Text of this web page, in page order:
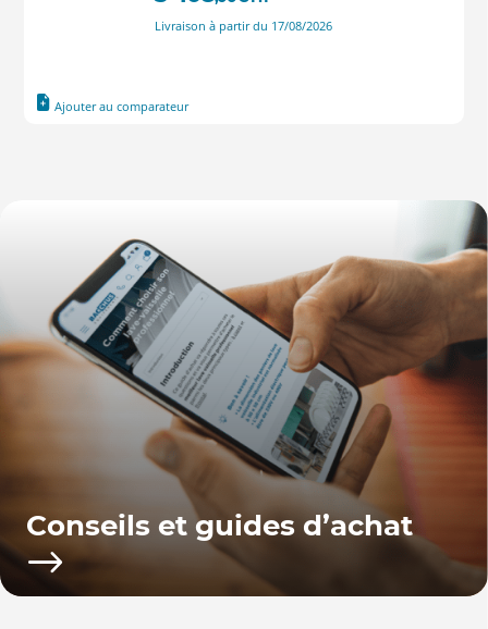
Livraison à partir du 17/08/2026
Ajouter au comparateur
Conseils et guides d’achat